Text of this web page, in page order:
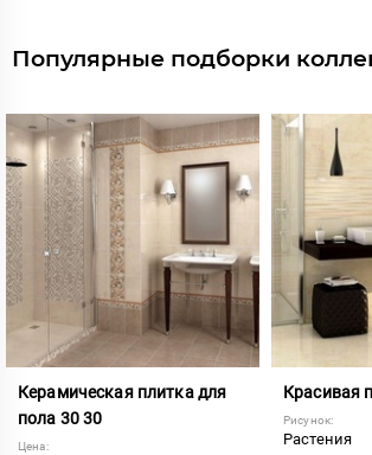
Популярные подборки
Керамическая плитка для
пола 30 30
Цена:
Красивая
Рисунок:
Растения